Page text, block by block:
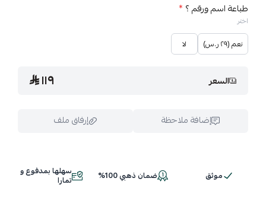
طباعة اسم ورقم ؟ *
اختر
نعم (٢٩ ر.س) لا
السعر ١١٩
إضافة ملاحظة إرفاق ملف
اسحب و افلت الملف هنا
موثق ضمان ذهبي 100% سهلها بمدفوع و
تمارا